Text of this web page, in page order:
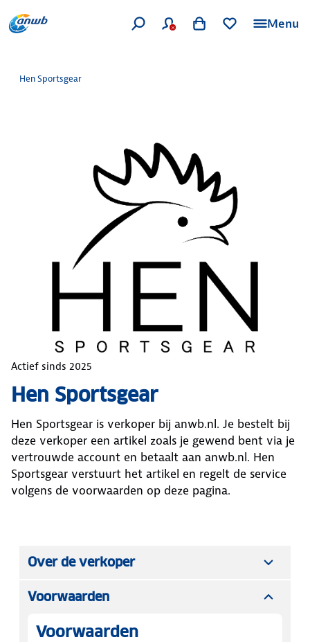
Menu
Hen Sportsgear
Actief sinds 2025
Hen Sportsgear
Hen Sportsgear is verkoper bij anwb.nl. Je bestelt bij
deze verkoper een artikel zoals je gewend bent via je
vertrouwde account en betaalt aan anwb.nl. Hen
Sportsgear verstuurt het artikel en regelt de service
volgens de voorwaarden op deze pagina.
Over de verkoper
Voorwaarden
Voorwaarden